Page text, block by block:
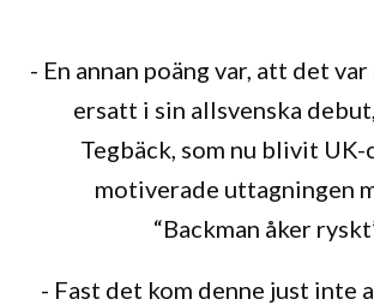
- En annan poäng var, att det
ersatt i sin allsvenska
Tegbäck, som nu blivit UK-
motiverade uttagningen
“Backman åker
- Fast det kom denne just inte